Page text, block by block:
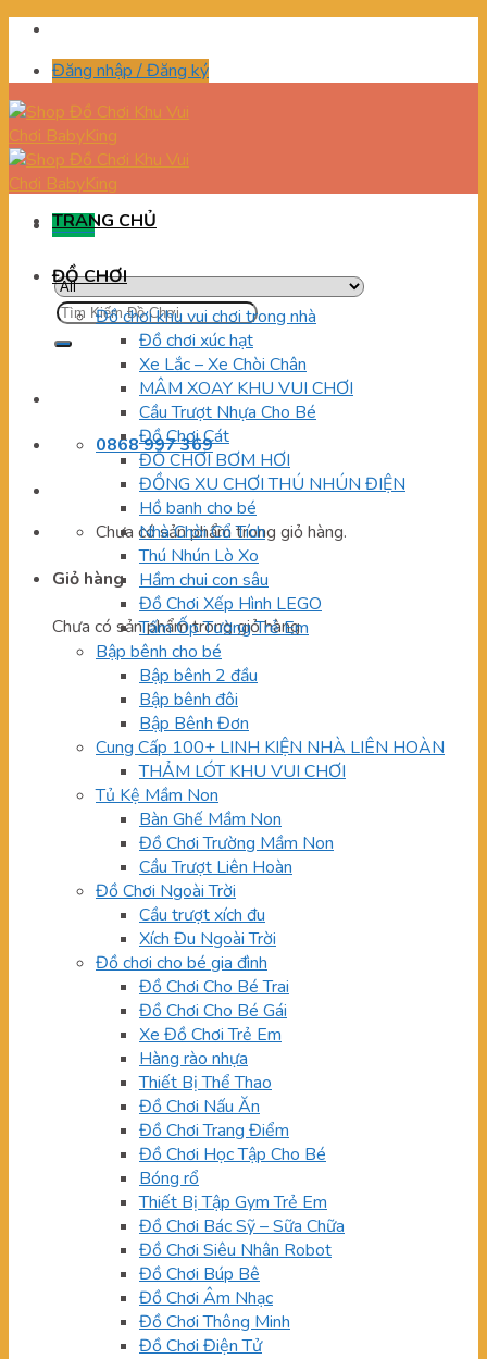
Skip
contentĐăng nhập / Đăng ký
Menu
Tìm
kiếm:
0868 997 369
Chưa có sản phẩm trong giỏ hàng.
Giỏ hàng
Chưa có sản phẩm trong giỏ hàng.
TRANG CHỦ
ĐỒ CHƠI
Đồ chơi khu vui chơi trong nhà
Đồ chơi xúc hạt
Xe Lắc – Xe Chòi Chân
MÂM XOAY KHU VUI CHƠI
Cầu Trượt Nhựa Cho Bé
Đồ Chơi Cát
ĐỒ CHƠI BƠM HƠI
ĐỒNG XU CHƠI THÚ NHÚN ĐIỆN
Hồ banh cho bé
Nhà Chòi Cổ Tích
Thú Nhún Lò Xo
Hầm chui con sâu
Đồ Chơi Xếp Hình LEGO
Tấm Ốp Tường Trẻ Em
Bập bênh cho bé
Bập bênh 2 đầu
Bập bênh đôi
Bập Bênh Đơn
Cung Cấp 100+ LINH KIỆN NHÀ LIÊN HOÀN
THẢM LÓT KHU VUI CHƠI
Tủ Kệ Mầm Non
Bàn Ghế Mầm Non
Đồ Chơi Trường Mầm Non
Cầu Trượt Liên Hoàn
Đồ Chơi Ngoài Trời
Cầu trượt xích đu
Xích Đu Ngoài Trời
Đồ chơi cho bé gia đình
Đồ Chơi Cho Bé Trai
Đồ Chơi Cho Bé Gái
Xe Đồ Chơi Trẻ Em
Hàng rào nhựa
Thiết Bị Thể Thao
Đồ Chơi Nấu Ăn
Đồ Chơi Trang Điểm
Đồ Chơi Học Tập Cho Bé
Bóng rổ
Thiết Bị Tập Gym Trẻ Em
Đồ Chơi Bác Sỹ – Sữa Chữa
Đồ Chơi Siêu Nhân Robot
Đồ Chơi Búp Bê
Đồ Chơi Âm Nhạc
Đồ Chơi Thông Minh
Đồ Chơi Điện Tử